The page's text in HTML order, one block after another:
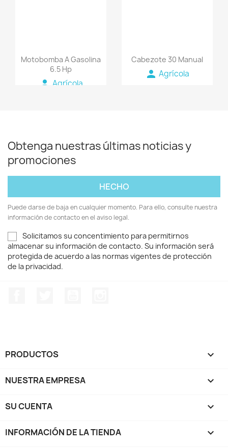
Motobomba A Gasolina
6.5 Hp
person Agrícola
Cabezote 30 Manual
person Agrícola
Obtenga nuestras últimas noticias y
promociones
Puede darse de baja en cualquier momento. Para ello, consulte nuestra
información de contacto en el aviso legal.
Solicitamos su concentimiento para permitirnos
almacenar su información de contacto. Su información será
protegida de acuerdo a las normas vigentes de protección
de la privacidad.
PRODUCTOS 
NUESTRA EMPRESA 
SU CUENTA 
INFORMACIÓN DE LA TIENDA keyboard_arrow_down